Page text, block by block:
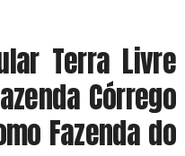
Terra Livre
Córrego
Fazenda do